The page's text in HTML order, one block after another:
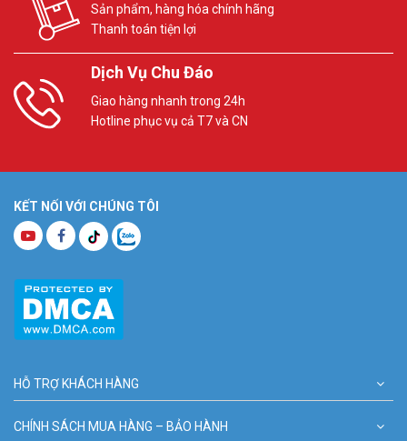
Lựa chọn camera Hikvision vì độ bền ổn định, hình ảnh trung thực
Sản phẩm, hàng hóa chính hãng
Thanh toán tiện lợi
Dịch Vụ Chu Đáo
Giao hàng nhanh trong 24h
Hotline phục vụ cả T7 và CN
KẾT NỐI VỚI CHÚNG TÔI
HỖ TRỢ KHÁCH HÀNG
CHÍNH SÁCH MUA HÀNG – BẢO HÀNH